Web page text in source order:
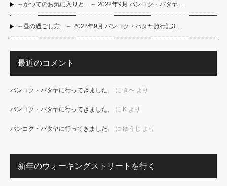
～かつてのお気に入りと…～ 2022年9月 バンコク・パタヤ…
～昼の過ごし方…～ 2022年9月 バンコク・パタヤ旅行記3…
最近のコメント
バンコク・パタヤに行ってきました。 に き〜 より
バンコク・パタヤに行ってきました。 に K より
バンコク・パタヤに行ってきました。 に ゆうじ より
新年のウォーキングストリートを行く